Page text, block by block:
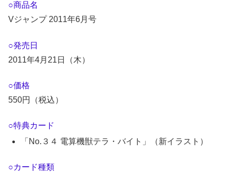
○商品名
Vジャンプ 2011年6月号
○発売日
2011年4月21日（木）
○価格
550円（税込）
○特典カード
「No.３４ 電算機獣テラ・バイト」（新イラスト）
○カード種類